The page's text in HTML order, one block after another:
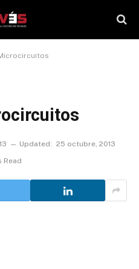
Updated: 25 octubre, 2013
Read